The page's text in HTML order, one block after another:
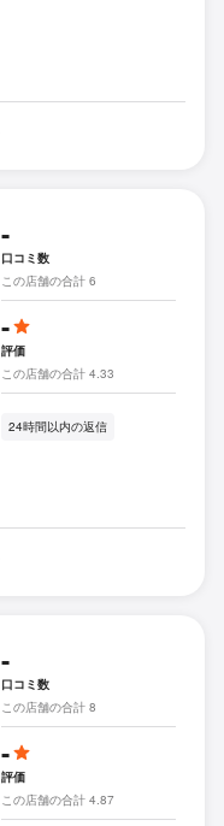
-
口コミ数
この店舗の合計 6
-
評価
この店舗の合計 4.33
24時間以内の返信
-
口コミ数
この店舗の合計 8
-
評価
この店舗の合計 4.87